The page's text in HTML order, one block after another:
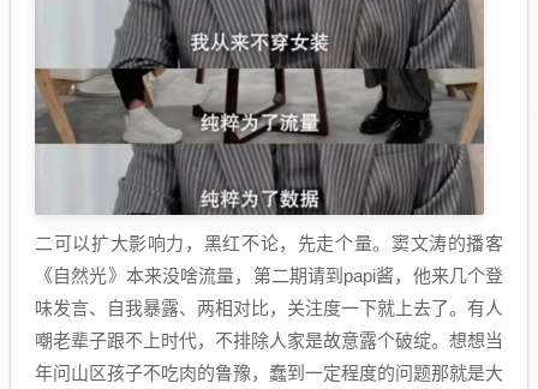
二可以扩大影响力，黑红不论，先走个量。窦文涛的播客
《自然光》本来没啥流量，第二期请到papi酱，他来几个登
味发言、自我暴露、两相对比，关注度一下就上去了。有人
嘲老辈子跟不上时代，不排除人家是故意露个破绽。想想当
年问山区孩子不吃肉的鲁豫，蠢到一定程度的问题那就是大